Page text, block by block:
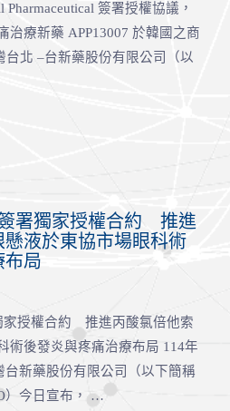
簽署授權協議，
治療新藥 APP13007 於韓國之商
台北 –台新藥股份有限公司（以
署獨家授權合約 推進
液於東協市場眼科術
布局
家授權合約 推進丙酸氯倍他索
術後發炎與疼痛治療布局 114年
台新藥股份有限公司（以下簡稱
）今日宣布， …